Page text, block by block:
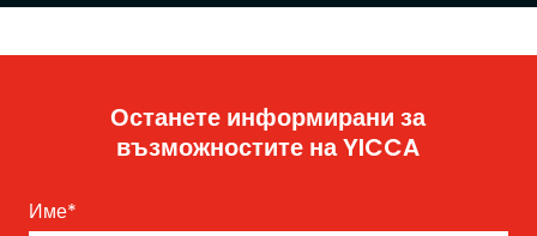
Останете информирани за
възможностите на YICCA
Име*